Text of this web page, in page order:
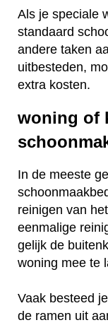
Als je speciale
standaard
andere taken
uitbesteden,
extra kosten.
woning of
In de meeste
reinigen van
eenmalige
gelijk de
woning mee te
Vaak besteed
de ramen uit